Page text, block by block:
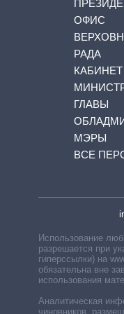
ОФИС
РАДА
КАБИНЕТ
ГЛАВЫ
МЭРЫ
ВСЕ
Использование
разрешается при
гиперссылки) на
обязательна вне
использования
Аналитическая
чиновников,